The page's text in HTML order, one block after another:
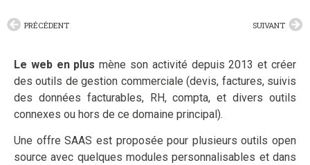
PRÉCÉDENT SUIVANT
Le web en plus mène son activité depuis 2013 et créer
des outils de gestion commerciale (devis, factures, suivis
des données facturables, RH, compta, et divers outils
connexes ou hors de ce domaine principal).
Une offre SAAS est proposée pour plusieurs outils open
source avec quelques modules personnalisables et dans